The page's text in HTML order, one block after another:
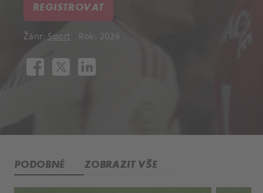
REGISTROVAT
Žánr:Sport Rok: 2026
PODOBNÉ ZOBRAZIT VŠE